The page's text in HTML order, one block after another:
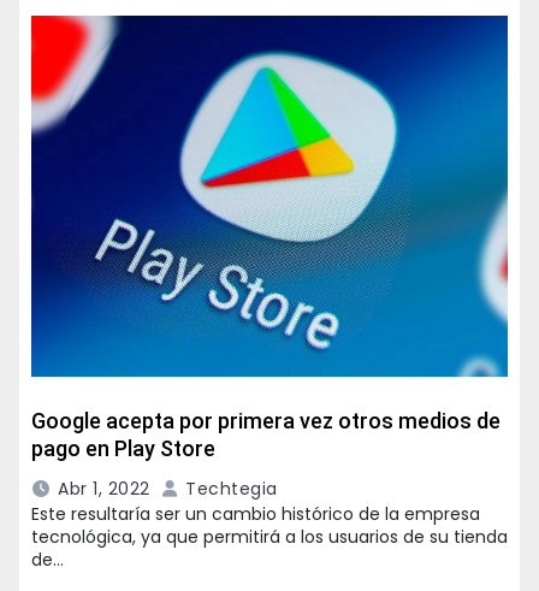
Google acepta por primera vez otros medios de
pago en Play Store
Abr 1, 2022
Techtegia
Este resultaría ser un cambio histórico de la empresa
tecnológica, ya que permitirá a los usuarios de su tienda
de…